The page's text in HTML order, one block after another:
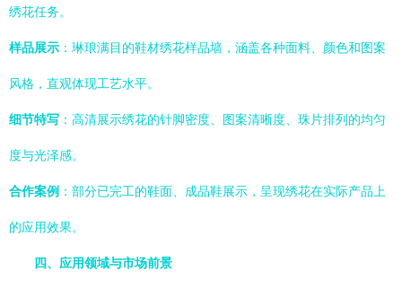
绣花任务。
样品展示 ：琳琅满目的鞋材绣花样品墙，涵盖各种面料、颜色和图案
风格，直观体现工艺水平。
细节特写 ：高清展示绣花的针脚密度、图案清晰度、珠片排列的均匀
度与光泽感。
合作案例 ：部分已完工的鞋面、成品鞋展示，呈现绣花在实际产品上
的应用效果。
四、应用领域与市场前景